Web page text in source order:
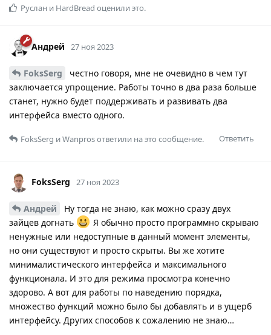
Руслан и HardBread оценили это.
Андрей 27 ноя 2023
FoksSerg
честно говоря, мне не очевидно в чем тут
заключается упрощение. Работы точно в два раза больше
станет, нужно будет поддерживать и развивать два
интерфейса вместо одного.
Ответить
FoksSerg иWanprosответили на это сообщение.
FoksSerg 27 ноя 2023
Андрей
Ну тогда не знаю, как можно сразу двух
зайцев догнать
Я обычно просто программно скрываю
ненужные или недоступные в данный момент элементы,
но они существуют и просто скрыты. Вы же хотите
минималистического интерфейса и максимального
функционала. И это для режима просмотра конечно
здорово. А вот для работы по наведению порядка,
множество функций можно было бы добавлять и в ущерб
интерфейсу. Других способов к сожалению не знаю…